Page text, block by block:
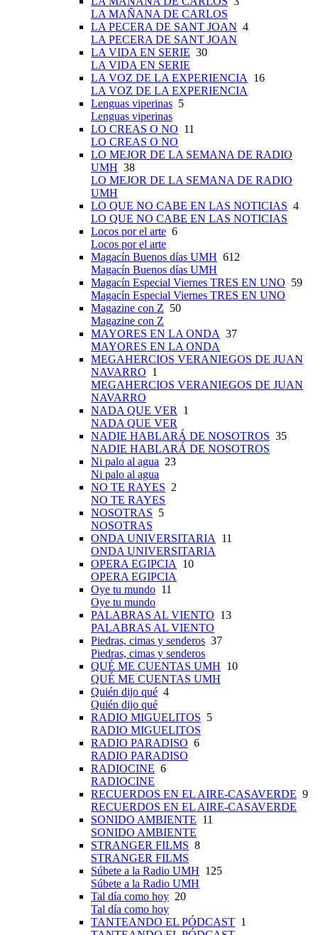
LA MAÑANA DE CARLOS
LA PECERA DE SANT JOAN 4
LA PECERA DE SANT JOAN
LA VIDA EN SERIE 30
LA VIDA EN SERIE
LA VOZ DE LA EXPERIENCIA
16
LA VOZ DE LA EXPERIENCIA
Lenguas viperinas 5
Lenguas viperinas
LO CREAS O NO 11
LO CREAS O NO
LO MEJOR DE LA SEMANA DE RADIO
UMH 38
LO MEJOR DE LA SEMANA DE RADIO
UMH
LO QUE NO CABE EN LAS NOTICIAS 4
LO QUE NO CABE EN LAS NOTICIAS
Locos por el arte 6
Locos por el arte
Magacín Buenos días UMH 612
Magacín Buenos días UMH
Magacín Especial Viernes TRES EN UNO 59
Magacín Especial Viernes TRES EN UNO
Magazine con Z 50
Magazine con Z
MAYORES EN LA ONDA 37
MAYORES EN LA ONDA
MEGAHERCIOS VERANIEGOS DE JUAN
NAVARRO 1
MEGAHERCIOS VERANIEGOS DE JUAN
NAVARRO
NADA QUE VER
1
NADA QUE VER
NADIE HABLARÁ DE NOSOTROS 35
NADIE HABLARÁ DE NOSOTROS
Ni palo al agua 23
Ni palo al agua
NO TE RAYES 2
NO TE RAYES
NOSOTRAS 5
NOSOTRAS
ONDA UNIVERSITARIA
11
ONDA UNIVERSITARIA
OPERA EGIPCIA
10
OPERA EGIPCIA
Oye tu mundo 11
Oye tu mundo
PALABRAS AL VIENTO 13
PALABRAS AL VIENTO
Piedras, cimas y senderos 37
Piedras, cimas y senderos
QUÉ ME CUENTAS UMH 10
QUÉ ME CUENTAS UMH
Quién dijo qué 4
Quién dijo qué
RADIO MIGUELITOS 5
RADIO MIGUELITOS
RADIO PARADISO 6
RADIO PARADISO
RADIOCINE 6
RADIOCINE
RECUERDOS EN EL AIRE-CASAVERDE 9
RECUERDOS EN EL AIRE-CASAVERDE
SONIDO AMBIENTE 11
SONIDO AMBIENTE
STRANGER FILMS 8
STRANGER FILMS
Súbete a la Radio UMH 125
Súbete a la Radio UMH
Tal día como hoy 20
Tal día como hoy
TANTEANDO EL PÓDCAST 1